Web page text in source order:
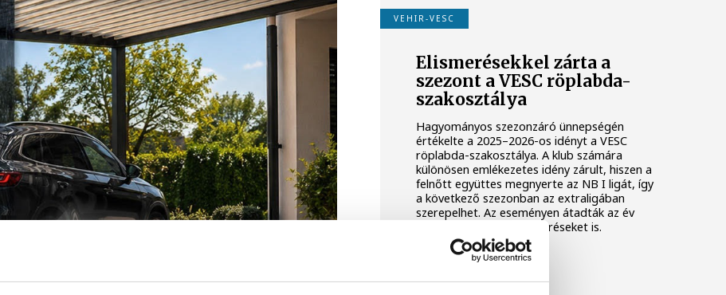
VEHIR-VESC
Elismerésekkel zárta a
szezont a VESC röplabda-
szakosztálya
Hagyományos szezonzáró ünnepségén
értékelte a 2025–2026-os idényt a VESC
röplabda-szakosztálya. A klub számára
különösen emlékezetes idény zárult, hiszen a
felnőtt együttes megnyerte az NB I ligát, így
a következő szezonban az extraligában
szerepelhet. Az eseményen átadták az év
legjobbjainak járó elismeréseket is.